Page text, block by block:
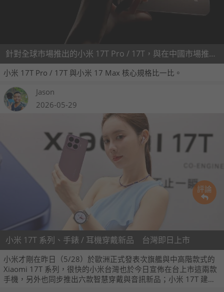
評論
針對全球市場推出的小米 17T Pro / 17T，與在中國市場推出的小米 17 Max 核心規格比一比
小米 17T Pro / 17T 與小米 17 Max 核心規格比一比。
Jason
2026-05-29
小米 17T 系列、手錶 / 耳機穿戴新品 台灣即日上市
小米才剛在昨日（5/28）於歐洲正式發表次旗艦與中高階款式的
Xiaomi 17T 系列，很快的小米台灣也於今日宣佈在台上市這兩款
手機，另外也同步推出六款智慧穿戴與音訊新品；小米 17T 建議